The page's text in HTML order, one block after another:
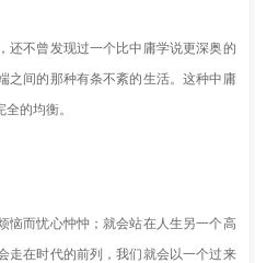
还不曾发现过一个比中庸学说更深奥的
之间的那种有条不紊的生活。这种中庸
的均衡。
恼而忧心忡忡；就会站在人生另一个高
走在时代的前列，我们就会以一个过来